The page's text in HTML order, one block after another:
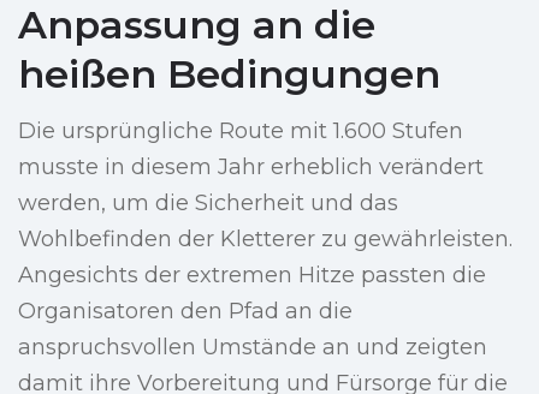
Anpassung an die
heißen Bedingungen
Die ursprüngliche Route mit 1.600 Stufen
musste in diesem Jahr erheblich verändert
werden, um die Sicherheit und das
Wohlbefinden der Kletterer zu gewährleisten.
Angesichts der extremen Hitze passten die
Organisatoren den Pfad an die
anspruchsvollen Umstände an und zeigten
damit ihre Vorbereitung und Fürsorge für die